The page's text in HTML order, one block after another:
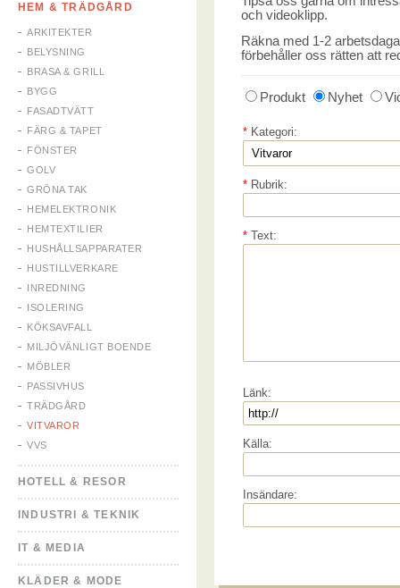
HEM & TRÄDGÅRD
ARKITEKTER
BELYSNING
BRASA & GRILL
BYGG
FASADTVÄTT
FÄRG & TAPET
FÖNSTER
GOLV
GRÖNA TAK
HEMELEKTRONIK
HEMTEXTILIER
HUSHÅLLSAPPARATER
HUSTILLVERKARE
INREDNING
ISOLERING
KÖKSAVFALL
MILJÖVÄNLIGT BOENDE
MÖBLER
PASSIVHUS
TRÄDGÅRD
VITVAROR
VVS
HOTELL & RESOR
INDUSTRI & TEKNIK
IT & MEDIA
KLÄDER & MODE
och videoklipp.
Räkna med 1-2
förbehåller oss rätten att
Produkt Nyhet
* Kategori:
* Rubrik:
* Text:
Länk:
Källa:
Insändare: